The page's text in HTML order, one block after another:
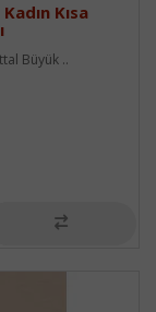
Kısa
Büyük ..